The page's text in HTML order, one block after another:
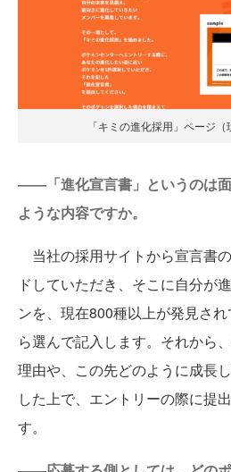
「キミの進化採用」ページ（
――「進化宣言書」というのは
ような内容ですか。
当社の採用サイトから宣言書
ドしていただき、そこに自分が
ンを、現在800種以上が発見さ
ら選んで記入します。それから
理由や、この先どのように成長
した上で、エントリーの際に提
す。